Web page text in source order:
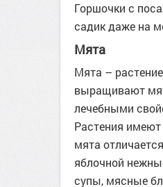
Горшочки с
садик даже на
Мята
Мята –
выращивают
лечебными
Растения
мята
яблочной
супы, мясные